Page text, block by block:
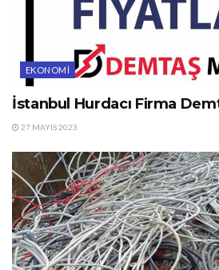
EKONOMI
İstanbul Hurdacı Firma
27 MAYIS 2023